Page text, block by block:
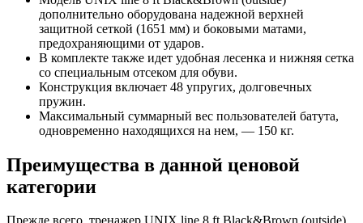
дополнительно оборудована надежной верхней
защитной сеткой (1651 мм) и боковыми матами,
предохраняющими от ударов.
В комплекте также идет удобная лесенка и нижняя сетка
со специальным отсеком для обуви.
Конструкция включает 48 упругих, долговечных
пружин.
Максимальный суммарный вес пользователей батута,
одновременно находящихся на нем, — 150 кг.
Преимущества в данной ценовой
категории